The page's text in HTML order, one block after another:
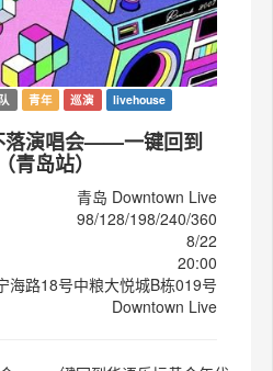
青年 巡演 livehouse
落演唱会——一键回到
青岛站）
青岛 Downtown Live
98/128/198/240/360
8/22
20:00
海路18号中粮大悦城B栋019号
Downtown Live